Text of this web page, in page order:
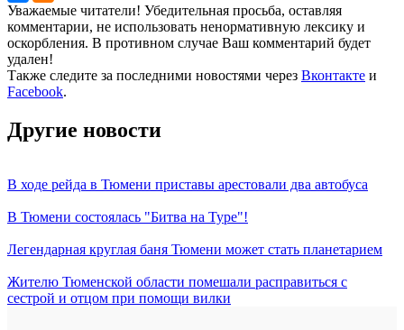
Уважаемые читатели! Убедительная просьба, оставляя
комментарии, не использовать ненормативную лексику и
оскорбления. В противном случае Ваш комментарий будет
удален!
Также следите за последними новостями через Вконтакте и
Facebook.
Другие новости
В ходе рейда в Тюмени приставы арестовали два автобуса
В Тюмени состоялась "Битва на Туре"!
Легендарная круглая баня Тюмени может стать планетарием
Жителю Тюменской области помешали расправиться с
сестрой и отцом при помощи вилки